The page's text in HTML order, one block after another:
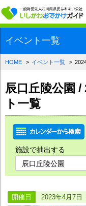
イベント一覧
HOME イベント一覧
辰口丘陵公園
ト一覧
施設で抽出する
開催日 2023年4月7日